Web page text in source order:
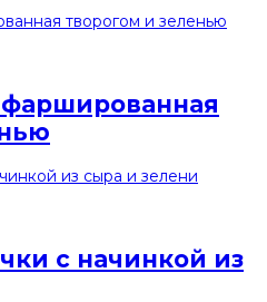
фаршированная
с начинкой из